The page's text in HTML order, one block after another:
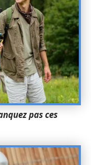
pas ces